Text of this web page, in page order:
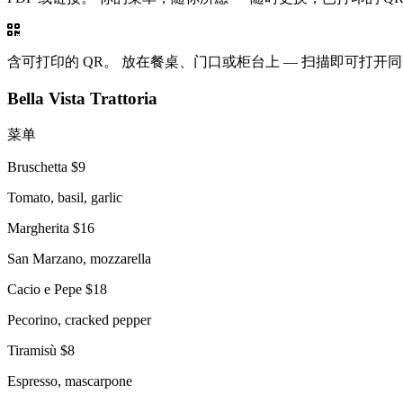
含可打印的 QR。 放在餐桌、门口或柜台上 — 扫描即可打开同
Bella Vista Trattoria
菜单
Bruschetta $9
Tomato, basil, garlic
Margherita $16
San Marzano, mozzarella
Cacio e Pepe $18
Pecorino, cracked pepper
Tiramisù $8
Espresso, mascarpone